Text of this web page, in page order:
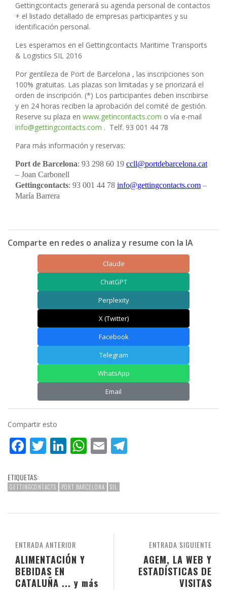
Gettingcontacts generará su agenda personal de contactos
+ el listado detallado de empresas participantes y su
identificación personal.
Les esperamos en el Gettingcontacts Maritime Transports
& Logistics SIL 2016
Por gentileza de Port de Barcelona , las inscripciones son
100% gratuitas. Las plazas son limitadas y se priorizará el
orden de inscripción. (*) Los participantes deben inscribirse
y en 24 horas reciben la aprobación del comité de gestión.
Reserve su plaza en www.getincontacts.com o vía e-mail
info@gettingcontacts.com . Telf. 93 001 44 78
Para más información y reservas:
Port de Barcelona: 93 298 60 19 ccll@portdebarcelona.cat
– Joan Carbonell
Gettingcontacts: 93 001 44 78 info@gettingcontacts.com –
María Barrera
Comparte en redes o analiza y resume con la IA
Claude
ChatGPT
Perplexity
X (Twitter)
Facebook
Telegram
WhatsApp
Email
Compartir esto
Facebook
Twitter
LinkedIn
WhatsApp
Email
ETIQUETAS:
GETTINGCONTACTS PORT BARCELONA SIL
ENTRADA SIGUIENTE
AGEM, LA WEB Y
ESTADÍSTICAS DE
VISITAS
ENTRADA ANTERIOR
ALIMENTACIÓN Y
BEBIDAS EN
CATALUÑA ... y más